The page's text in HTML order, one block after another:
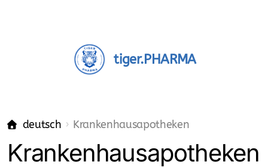
tiger.PHARMA
deutsch Krankenhausapotheken
Krankenhausapotheken
Apotheken